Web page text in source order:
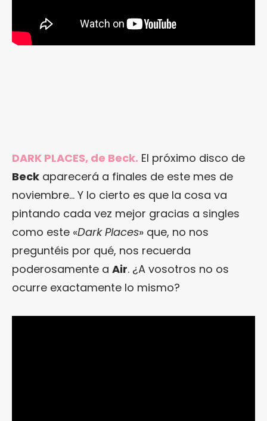
DARK PLACES, de Beck. El próximo disco de
Beck aparecerá a finales de este mes de
noviembre… Y lo cierto es que la cosa va
pintando cada vez mejor gracias a singles
como este «Dark Places» que, no nos
preguntéis por qué, nos recuerda
poderosamente a Air. ¿A vosotros no os
ocurre exactamente lo mismo?